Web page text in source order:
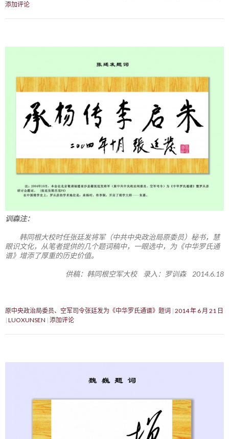
添加评论
训森注：
韩同根大校时任张廷发将军（中共中央政治局原委员）秘书，慧
眼识文化，从笔者提供的几个题词稿中，一眼选中，为《中华罗氏通
谱》增添了厚重的历史价值。
供稿：韩同根空军大校 录入：罗训森 2014.6.18
原中央政治局委员、空军司令张廷发为《中华罗氏通谱》题词 2014 年 6 月 21 日
LUOXUNSEN 添加评论